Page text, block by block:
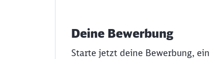
Deine Bewerbung
Starte jetzt deine Bewerbung, ein